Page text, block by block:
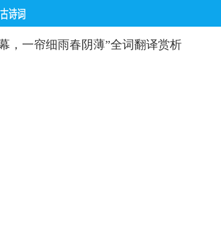
，一帘细雨春阴薄”全词翻译赏析